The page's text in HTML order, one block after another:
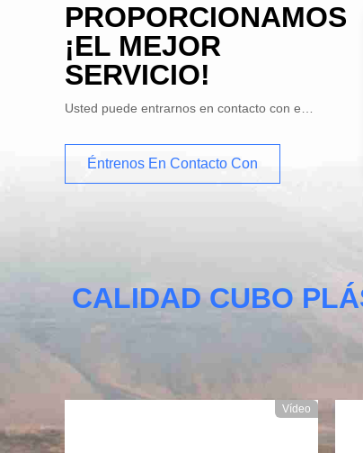
PROPORCIONAMOS
¡EL MEJOR
SERVICIO!
Éntrenos En Contacto Con
CALIDAD CUBO